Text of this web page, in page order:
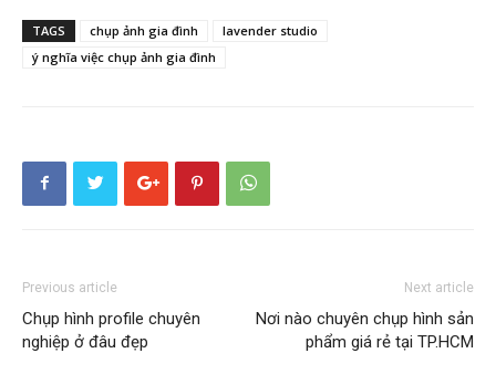
TAGS chụp ảnh gia đình
lavender studio
ý nghĩa việc chụp ảnh gia đình
Previous article
Chụp hình profile chuyên
nghiệp ở đâu đẹp
Next article
Nơi nào chuyên chụp hình sản
phẩm giá rẻ tại TP.HCM